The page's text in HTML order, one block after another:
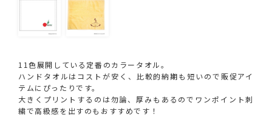
11色展開している定番のカラータオル。
ハンドタオルはコストが安く、比較的納期も短いので販促アイ
テムにぴったりです。
大きくプリントするのは勿論、厚みもあるのでワンポイント刺
繍で高級感を出すのもおすすめです！